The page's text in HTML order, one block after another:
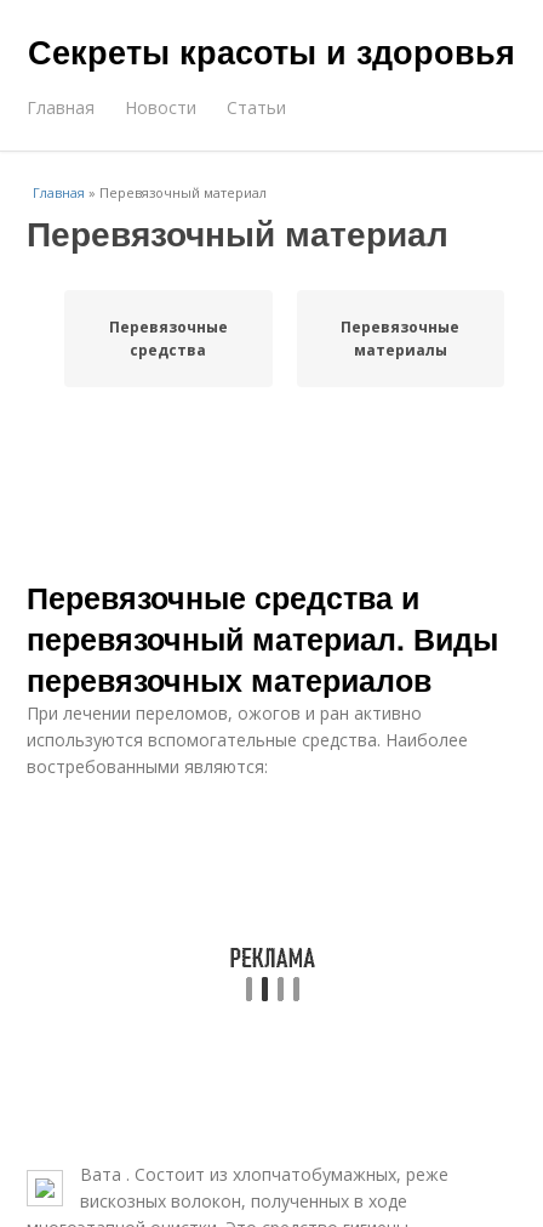
Секреты красоты и здоровья
Главная Новости Статьи
Главная » Перевязочный материал
Перевязочный материал
Перевязочные
средства
Перевязочные
материалы
Перевязочные средства и
перевязочный материал. Виды
перевязочных материалов
При лечении переломов, ожогов и ран активно
используются вспомогательные средства. Наиболее
востребованными являются:
Вата . Состоит из хлопчатобумажных, реже
вискозных волокон, полученных в ходе